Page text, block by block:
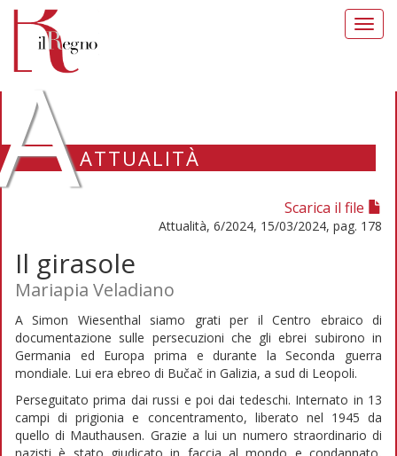
ATTUALITÀ
Scarica il file
Attualità, 6/2024, 15/03/2024, pag. 178
Il girasole
Mariapia Veladiano
A Simon Wiesenthal siamo grati per il Centro ebraico di
documentazione sulle persecuzioni che gli ebrei subirono in
Germania ed Europa prima e durante la Seconda guerra
mondiale. Lui era ebreo di Bučač in Galizia, a sud di Leopoli.
Perseguitato prima dai russi e poi dai tedeschi. Internato in 13
campi di prigionia e concentramento, liberato nel 1945 da
quello di Mauthausen. Grazie a lui un numero straordinario di